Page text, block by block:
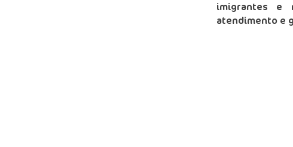
imigrantes e
atendimento e